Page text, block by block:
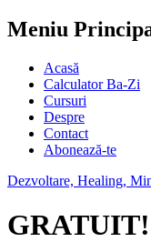
Meniu
Acasă
Calculator Ba-Zi
Cursuri
Despre
Contact
Abonează-te
Dezvoltare, Healing,